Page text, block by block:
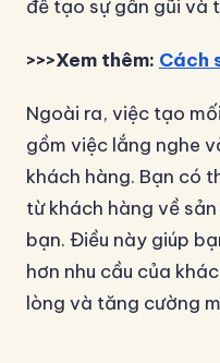
để tạo sự gần gũi và
>>>Xem thêm: Cách
Ngoài ra, việc tạo
gồm việc lắng nghe
khách hàng. Bạn có
từ khách hàng về
bạn. Điều này giúp
hơn nhu cầu của
lòng và tăng cường